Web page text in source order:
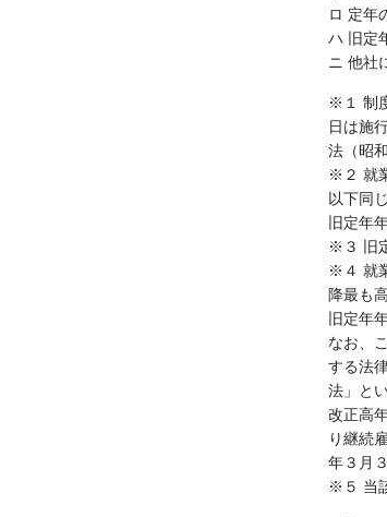
ロ 定年
ハ 旧定
ニ 他社
※１ 制
日は施
法（昭
※２ 就
以下同
旧定年
※３ 旧
※４ 就
降最も
旧定年
なお、
する法
法」と
改正高
り継続
年３月
※５ 当